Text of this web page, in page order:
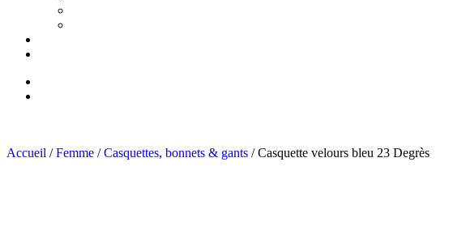
Accueil /Femme /Casquettes, bonnets & gants / Casquette velours bleu 23 Degrès